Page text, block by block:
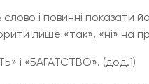
і повинні показати
лише «так», «ні» на
і «БАГАТСТВО». (дод.1)